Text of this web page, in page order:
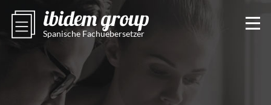
Spanische Fachuebersetzer